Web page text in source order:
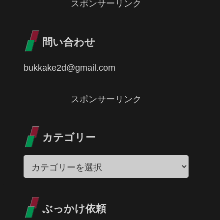
スポンサーリンク
問い合わせ
bukkake2d@gmail.com
スポンサーリンク
カテゴリー
ぶっかけ依頼